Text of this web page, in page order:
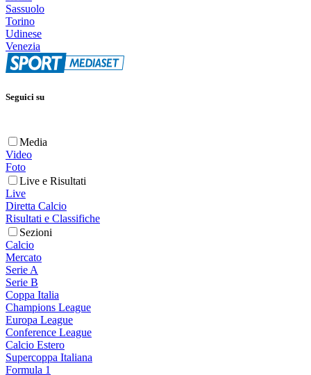
Sassuolo
Torino
Udinese
Venezia
Seguici su
Media
Video
Foto
Live e Risultati
Live
Diretta Calcio
Risultati e Classifiche
Sezioni
Calcio
Mercato
Serie A
Serie B
Coppa Italia
Champions League
Europa League
Conference League
Calcio Estero
Supercoppa Italiana
Formula 1